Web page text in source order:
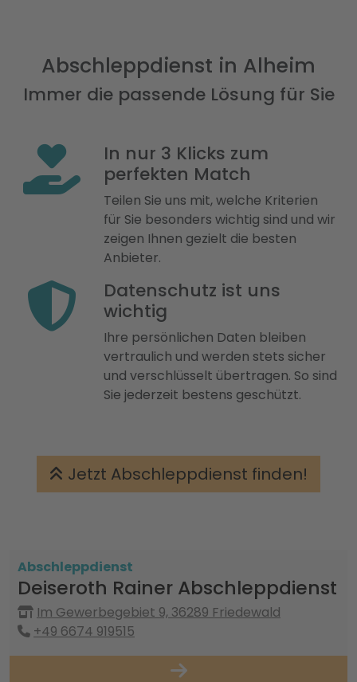
Abschleppdienst in Alheim
Immer die passende Lösung für Sie
In nur 3 Klicks zum
perfekten Match
Teilen Sie uns mit, welche Kriterien
für Sie besonders wichtig sind und wir
zeigen Ihnen gezielt die besten
Anbieter.
Datenschutz ist uns
wichtig
Ihre persönlichen Daten bleiben
vertraulich und werden stets sicher
und verschlüsselt übertragen. So sind
Sie jederzeit bestens geschützt.
Jetzt Abschleppdienst finden!
Abschleppdienst
Deiseroth Rainer Abschleppdienst
Im Gewerbegebiet 9, 36289 Friedewald
+49 6674 919515